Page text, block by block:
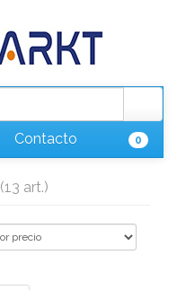
Contacto 0
(13 art.)